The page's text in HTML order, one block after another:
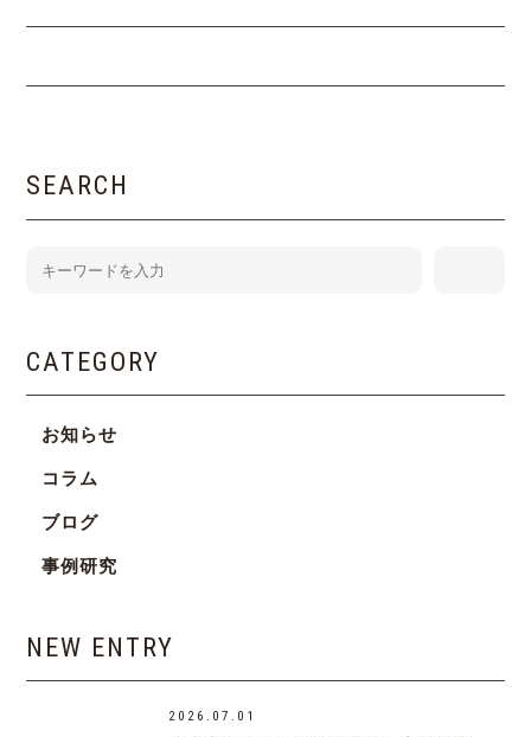
SEARCH
CATEGORY
お知らせ
コラム
ブログ
事例研究
NEW ENTRY
2026.07.01